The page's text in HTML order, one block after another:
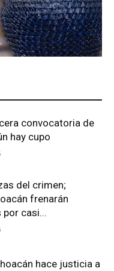
convocatoria de
hay cupo
del crimen;
frenarán
casi...
hace justicia a